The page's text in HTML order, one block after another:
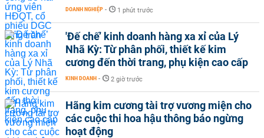
DOANH NGHIỆP - 1 phút trước
'Đế chế’ kinh doanh hàng xa xỉ của Lý
Nhã Kỳ: Từ phân phối, thiết kế kim
cương đến thời trang, phụ kiện cao cấp
KINH DOANH - 2 giờ trước
Hãng kim cương tài trợ vương miện cho
các cuộc thi hoa hậu thông báo ngừng
hoạt động